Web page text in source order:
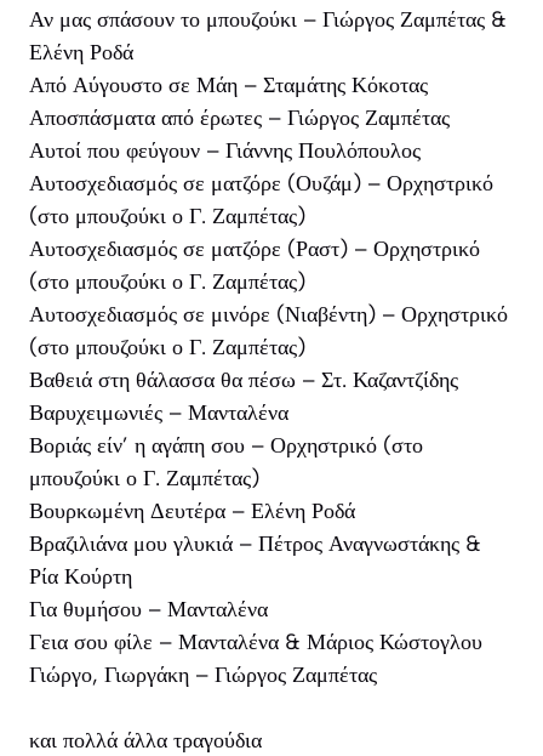
Αν μας σπάσουν το μπουζούκι – Γιώργος Ζαμπέτας &
Ελένη Ροδά
Από Αύγουστο σε Μάη – Σταμάτης Κόκοτας
Αποσπάσματα από έρωτες – Γιώργος Ζαμπέτας
Αυτοί που φεύγουν – Γιάννης Πουλόπουλος
Αυτοσχεδιασμός σε ματζόρε (Ουζάμ) – Ορχηστρικό
(στο μπουζούκι ο Γ. Ζαμπέτας)
Αυτοσχεδιασμός σε ματζόρε (Ραστ) – Ορχηστρικό
(στο μπουζούκι ο Γ. Ζαμπέτας)
Αυτοσχεδιασμός σε μινόρε (Νιαβέντη) – Ορχηστρικό
(στο μπουζούκι ο Γ. Ζαμπέτας)
Βαθειά στη θάλασσα θα πέσω – Στ. Καζαντζίδης
Βαρυχειμωνιές – Μανταλένα
Βοριάς είν’ η αγάπη σου – Ορχηστρικό (στο
μπουζούκι ο Γ. Ζαμπέτας)
Βουρκωμένη Δευτέρα – Ελένη Ροδά
Βραζιλιάνα μου γλυκιά – Πέτρος Αναγνωστάκης &
Ρία Κούρτη
Για θυμήσου – Μανταλένα
Γεια σου φίλε – Μανταλένα & Μάριος Κώστογλου
Γιώργο, Γιωργάκη – Γιώργος Ζαμπέτας
και πολλά άλλα τραγούδια